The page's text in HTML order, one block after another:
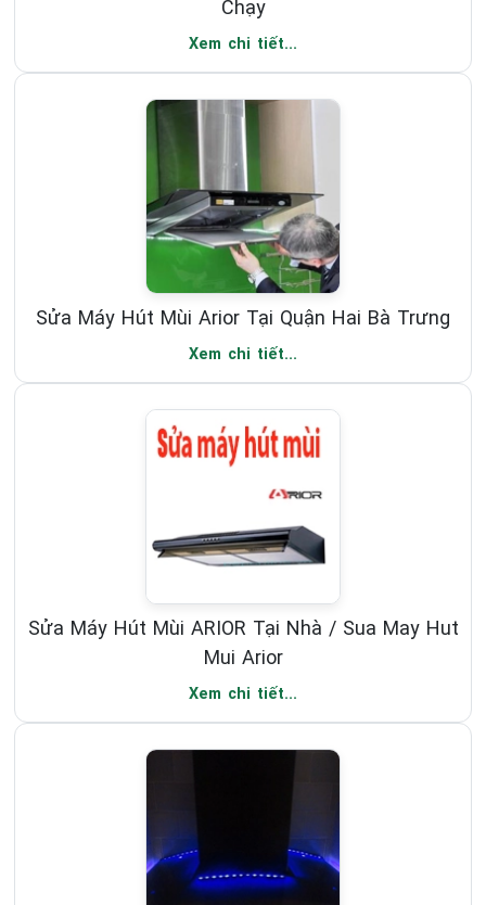
Chạy
Xem chi tiết...
Sửa Máy Hút Mùi Arior Tại Quận Hai Bà Trưng
Xem chi tiết...
Sửa Máy Hút Mùi ARIOR Tại Nhà / Sua May Hut
Mui Arior
Xem chi tiết...